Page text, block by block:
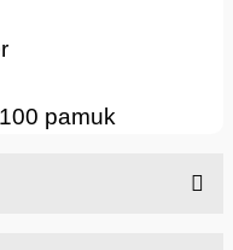
pamuk